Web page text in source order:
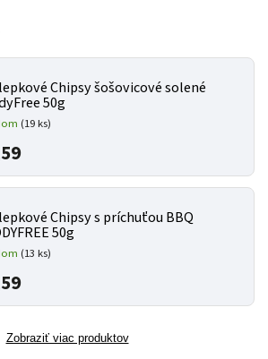
Chipsy šošovicové solené
50g
(19 ks)
Chipsy s príchuťou BBQ
50g
(13 ks)
Zobraziť viac produktov